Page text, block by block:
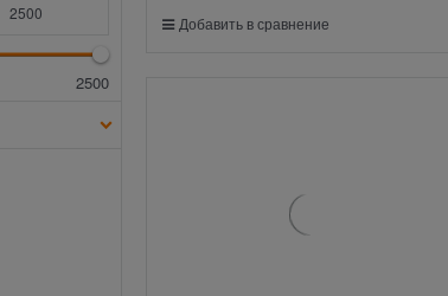
2500
Добавить в сравнение